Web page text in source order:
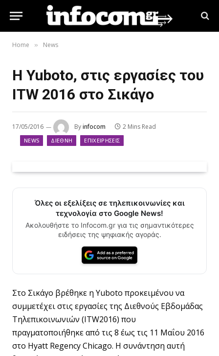
Home » News
H Yuboto, στις εργασίες του
ITW 2016 στο Σικάγο
17/05/2016 Byinfocom 2 Mins Read
NEWS ΔΙΕΘΝΉ ΕΠΙΧΕΙΡΉΣΕΙΣ
Όλες οι εξελίξεις σε τηλεπικοινωνίες και
τεχνολογία στο Google News!
Ακολουθήστε το Infocom.gr για τις σημαντικότερες
ειδήσεις της ψηφιακής αγοράς.
Στο Σικάγο βρέθηκε η Yuboto προκειμένου να
συμμετέχει στις εργασίες της Διεθνούς Εβδομάδας
Τηλεπικοινωνιών (ITW2016) που
πραγματοποιήθηκε από τις 8 έως τις 11 Μαΐου 2016
στο Hyatt Regency Chicago. Η συνάντηση αυτή